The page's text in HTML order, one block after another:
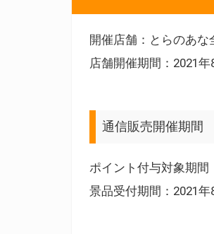
開催店舗：とらのあ
店舗開催期間：2021
通信販売開催期間
ポイント付与対象期間
景品受付期間：2021